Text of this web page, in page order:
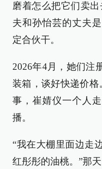
磨着怎么把它们卖
夫和孙怡芸的丈夫
定合伙干。
2026年4月，她们注
装箱，谈好快递价
事，崔婧仪一个人
播。
“我在大棚里面边走
红彤彤的油桃。”那